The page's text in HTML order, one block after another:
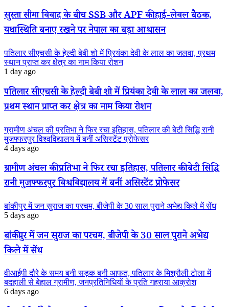
सुस्ता सीमा विवाद के बीच SSB और APF की हाई-लेवल बैठक,
यथास्थिति बनाए रखने पर नेपाल का बड़ा आश्वासन
पतिलार सीएचसी के हेल्दी बेबी शो में प्रियंका देवी के लाल का जलवा, प्रथम
स्थान प्राप्त कर क्षेत्र का नाम किया रोशन
1 day ago
पतिलार सीएचसी के हेल्दी बेबी शो में प्रियंका देवी के लाल का जलवा,
प्रथम स्थान प्राप्त कर क्षेत्र का नाम किया रोशन
ग्रामीण अंचल की प्रतिभा ने फिर रचा इतिहास, पतिलार की बेटी सिद्धि रानी
मुजफ्फरपुर विश्वविद्यालय में बनीं असिस्टेंट प्रोफेसर
4 days ago
ग्रामीण अंचल की प्रतिभा ने फिर रचा इतिहास, पतिलार की बेटी सिद्धि
रानी मुजफ्फरपुर विश्वविद्यालय में बनीं असिस्टेंट प्रोफेसर
बांकीपुर में जन सुराज का परचम, बीजेपी के 30 साल पुराने अभेद्य किले में सेंध
5 days ago
बांकीपुर में जन सुराज का परचम, बीजेपी के 30 साल पुराने अभेद्य
किले में सेंध
वीआईपी दौरे के समय बनी सड़क बनी आफत, पतिलार के मिश्रौली टोला में
बदहाली से बेहाल ग्रामीण, जनप्रतिनिधियों के प्रति गहराया आक्रोश
6 days ago